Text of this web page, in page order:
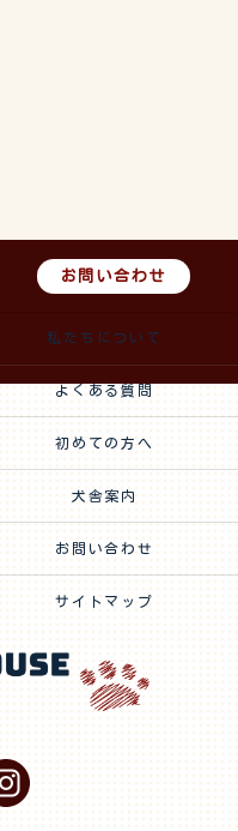
お問い合わせ
私たちについて
よくある質問
初めての方へ
犬舎案内
お問い合わせ
サイトマップ